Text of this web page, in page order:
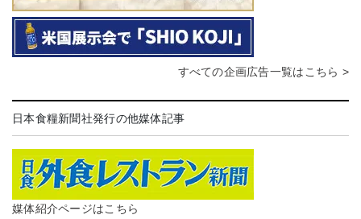
すべての企画広告一覧はこちら >
日本食糧新聞社発行の他媒体記事
媒体紹介ページはこちら